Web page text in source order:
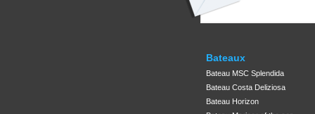
Bateaux
Bateau MSC Splendida
Bateau Costa Deliziosa
Bateau Horizon